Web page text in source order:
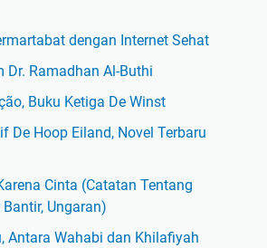
dengan Internet Sehat
Dr. Ramadhan Al-Buthi
Buku Ketiga De Winst
De Hoop Eiland, Novel Terbaru
Cinta (Catatan Tentang
Ungaran)
Antara Wahabi dan Khilafiyah